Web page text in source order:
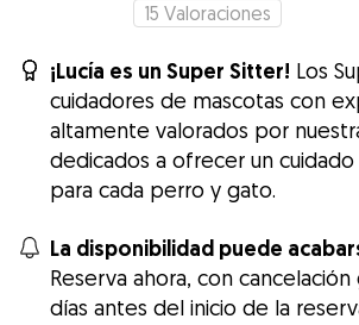
15 Valoraciones
¡Lucía es un Super Sitter! Los
cuidadores de mascotas con
altamente valorados por
dedicados a ofrecer un
para cada perro y gato.
La disponibilidad puede
Reserva ahora, con cancelación
días antes del inicio de la